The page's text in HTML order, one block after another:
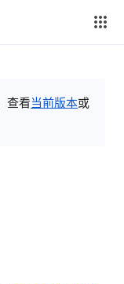
查看当前版本或